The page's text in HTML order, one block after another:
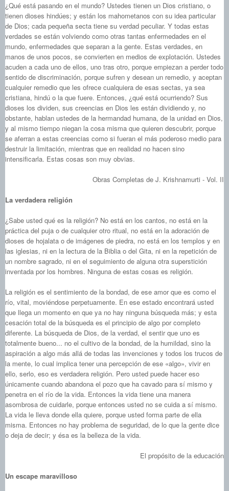
¿Qué está pasando en el mundo? Ustedes tienen un Dios cristiano, o
tienen dioses hindúes; y están los mahometanos con su idea particular
de Dios; cada pequeña secta tiene su verdad peculiar. Y todas estas
verdades se están volviendo como otras tantas enfermedades en el
mundo, enfermedades que separan a la gente. Estas verdades, en
manos de unos pocos, se convierten en medios de explotación. Ustedes
acuden a cada uno de ellos, uno tras otro, porque empiezan a perder todo
sentido de discriminación, porque sufren y desean un remedio, y aceptan
cualquier remedio que les ofrece cualquiera de esas sectas, ya sea
cristiana, hindú o la que fuere. Entonces, ¿qué está ocurriendo? Sus
dioses los dividen, sus creencias en Dios les están dividiendo y, no
obstante, hablan ustedes de la hermandad humana, de la unidad en Dios,
y al mismo tiempo niegan la cosa misma que quieren descubrir, porque
se aferran a estas creencias como si fueran el más poderoso medio para
destruir la limitación, mientras que en realidad no hacen sino
intensificarla. Estas cosas son muy obvias.
Obras Completas de J. Krishnamurti - Vol. II
La verdadera religión
¿Sabe usted qué es la religión? No está en los cantos, no está en la
práctica del puja o de cualquier otro ritual, no está en la adoración de
dioses de hojalata o de imágenes de piedra, no está en los templos y en
las iglesias, ni en la lectura de la Biblia o del Gita, ni en la repetición de
un nombre sagrado, ni en el seguimiento de alguna otra superstición
inventada por los hombres. Ninguna de estas cosas es religión.
La religión es el sentimiento de la bondad, de ese amor que es como el
río, vital, moviéndose perpetuamente. En ese estado encontrará usted
que llega un momento en que ya no hay ninguna búsqueda más; y esta
cesación total de la búsqueda es el principio de algo por completo
diferente. La búsqueda de Dios, de la verdad, el sentir que uno es
totalmente bueno... no el cultivo de la bondad, de la humildad, sino la
aspiración a algo más allá de todas las invenciones y todos los trucos de
la mente, lo cual implica tener una percepción de ese «algo», vivir en
ello, serlo, eso es verdadera religión. Pero usted puede hacer eso
únicamente cuando abandona el pozo que ha cavado para sí mismo y
penetra en el río de la vida. Entonces la vida tiene una manera
asombrosa de cuidarle, porque entonces usted no se cuida a sí mismo.
La vida le lleva donde ella quiere, porque usted forma parte de ella
misma. Entonces no hay problema de seguridad, de lo que la gente dice
o deja de decir; y ésa es la belleza de la vida.
El propósito de la educación
Un escape maravilloso